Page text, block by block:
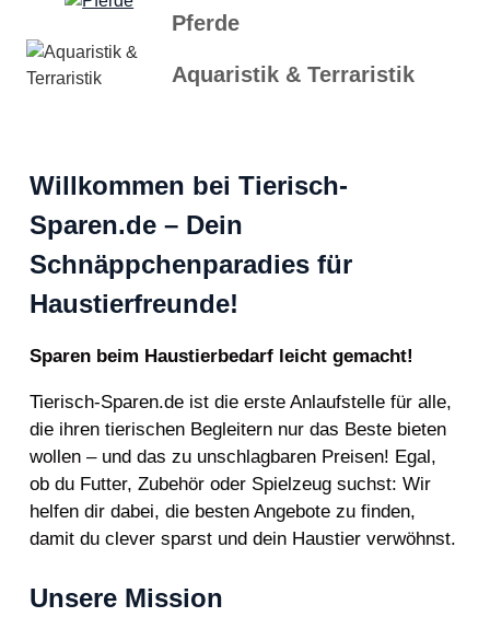
Pferde
Aquaristik & Terraristik
Willkommen bei Tierisch-
Sparen.de – Dein
Schnäppchenparadies für
Haustierfreunde!
Sparen beim Haustierbedarf leicht gemacht!
Tierisch-Sparen.de ist die erste Anlaufstelle für alle,
die ihren tierischen Begleitern nur das Beste bieten
wollen – und das zu unschlagbaren Preisen! Egal,
ob du Futter, Zubehör oder Spielzeug suchst: Wir
helfen dir dabei, die besten Angebote zu finden,
damit du clever sparst und dein Haustier verwöhnst.
Unsere Mission